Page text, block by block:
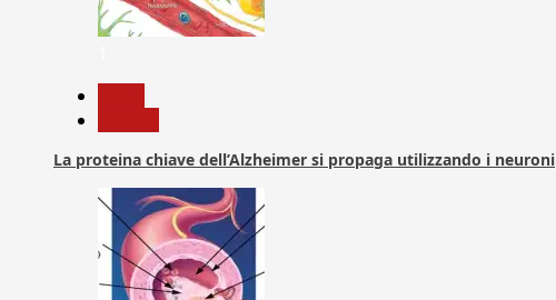
La proteina chiave dell’Alzheimer si propaga utilizzando i neuroni